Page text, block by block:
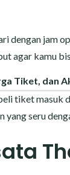
dengan jam
agar kamu
Tiket, dan
tiket masuk
yang seru